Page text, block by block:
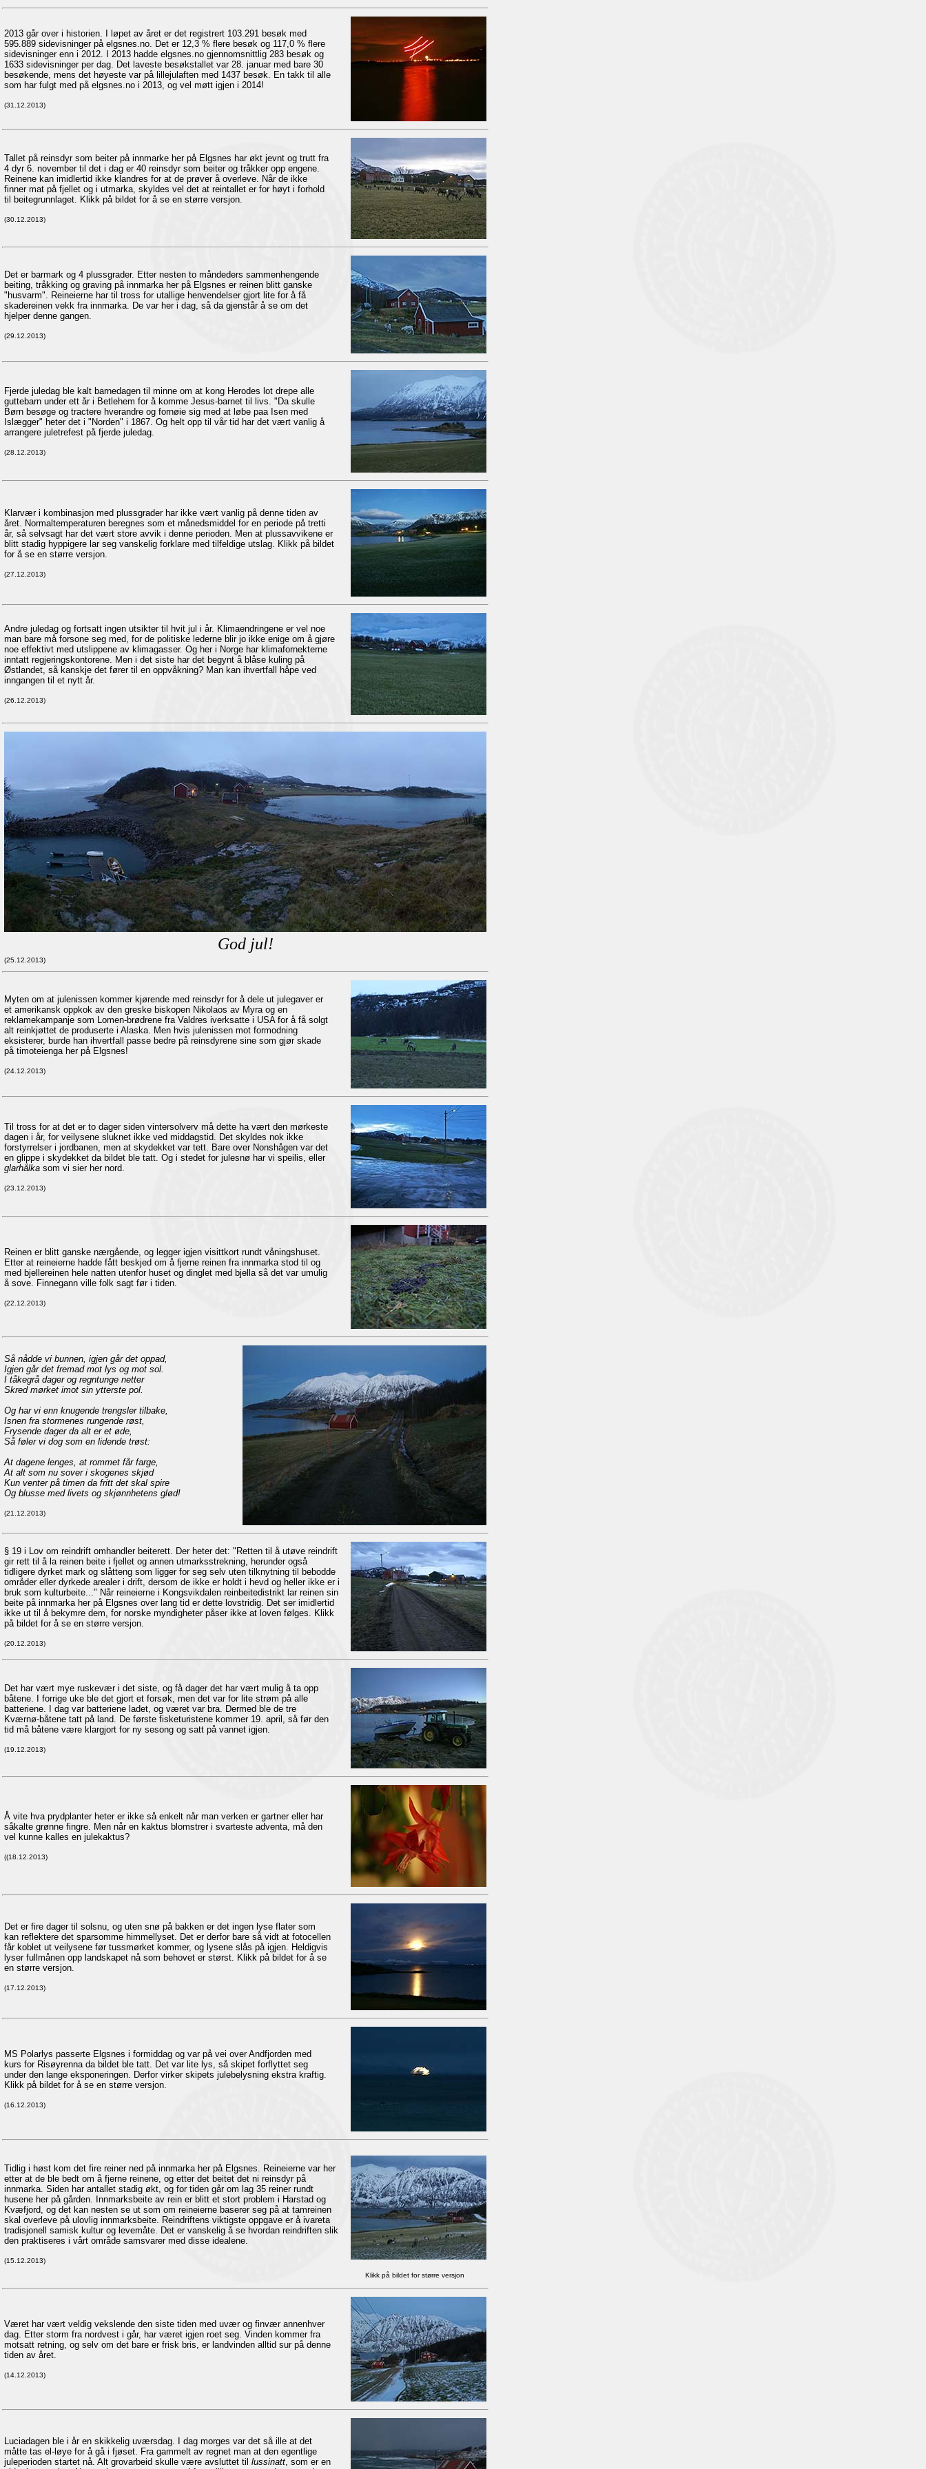
2013 går over i historien. I løpet av året er det registrert 103.291 besøk med
595.889 sidevisninger på elgsnes.no. Det er 12,3 % flere besøk og 117,0 % flere
sidevisninger enn i 2012. I 2013 hadde elgsnes.no gjennomsnittlig 283 besøk og
1633 sidevisninger per dag. Det laveste besøkstallet var 28. januar med bare 30
besøkende, mens det høyeste var på lillejulaften med 1437 besøk. En takk til alle
som har fulgt med på elgsnes.no i 2013, og vel møtt igjen i 2014!
(31.12.2013)
Tallet på reinsdyr som beiter på innmarke her på Elgsnes har økt jevnt og trutt fra
4 dyr 6. november til det i dag er 40 reinsdyr som beiter og tråkker opp engene.
Reinene kan imidlertid ikke klandres for at de prøver å overleve. Når de ikke
finner mat på fjellet og i utmarka, skyldes vel det at reintallet er for høyt i forhold
til beitegrunnlaget. Klikk på bildet for å se en større versjon.
(30.12.2013)
Det er barmark og 4 plussgrader. Etter nesten to måndeders sammenhengende
beiting, tråkking og graving på innmarka her på Elgsnes er reinen blitt ganske
"husvarm". Reineierne har til tross for utallige henvendelser gjort lite for å få
skadereinen vekk fra innmarka. De var her i dag, så da gjenstår å se om det
hjelper denne gangen.
(29.12.2013)
Fjerde juledag ble kalt barnedagen til minne om at kong Herodes lot drepe alle
guttebarn under ett år i Betlehem for å komme Jesus-barnet til livs. "Da skulle
Børn besøge og tractere hverandre og fornøie sig med at løbe paa Isen med
Islægger" heter det i "Norden" i 1867. Og helt opp til vår tid har det vært vanlig å
arrangere juletrefest på fjerde juledag.
(28.12.2013)
Klarvær i kombinasjon med plussgrader har ikke vært vanlig på denne tiden av
året. Normaltemperaturen beregnes som et månedsmiddel for en periode på tretti
år, så selvsagt har det vært store avvik i denne perioden. Men at plussavvikene er
blitt stadig hyppigere lar seg vanskelig forklare med tilfeldige utslag. Klikk på bildet
for å se en større versjon.
(27.12.2013)
Andre juledag og fortsatt ingen utsikter til hvit jul i år. Klimaendringene er vel noe
man bare må forsone seg med, for de politiske lederne blir jo ikke enige om å gjøre
noe effektivt med utslippene av klimagasser. Og her i Norge har klimafornekterne
inntatt regjeringskontorene. Men i det siste har det begynt å blåse kuling på
Østlandet, så kanskje det fører til en oppvåkning? Man kan ihvertfall håpe ved
inngangen til et nytt år.
(26.12.2013)
God jul!
(25.12.2013)
Myten om at julenissen kommer kjørende med reinsdyr for å dele ut julegaver er
et amerikansk oppkok av den greske biskopen Nikolaos av Myra og en
reklamekampanje som Lomen-brødrene fra Valdres iverksatte i USA for å få solgt
alt reinkjøttet de produserte i Alaska. Men hvis julenissen mot formodning
eksisterer, burde han ihvertfall passe bedre på reinsdyrene sine som gjør skade
på timoteienga her på Elgsnes!
(24.12.2013)
Til tross for at det er to dager siden vintersolverv må dette ha vært den mørkeste
dagen i år, for veilysene sluknet ikke ved middagstid. Det skyldes nok ikke
forstyrrelser i jordbanen, men at skydekket var tett. Bare over Nonshågen var det
en glippe i skydekket da bildet ble tatt. Og i stedet for julesnø har vi speilis, eller
glarhålka som vi sier her nord.
(23.12.2013)
Reinen er blitt ganske nærgående, og legger igjen visittkort rundt våningshuset.
Etter at reineierne hadde fått beskjed om å fjerne reinen fra innmarka stod til og
med bjellereinen hele natten utenfor huset og dinglet med bjella så det var umulig
å sove. Finnegann ville folk sagt før i tiden.
(22.12.2013)
Så nådde vi bunnen, igjen går det oppad,
Igjen går det fremad mot lys og mot sol.
I tåkegrå dager og regntunge netter
Skred mørket imot sin ytterste pol.
Og har vi enn knugende trengsler tilbake,
Isnen fra stormenes rungende røst,
Frysende dager da alt er et øde,
Så føler vi dog som en lidende trøst:
At dagene lenges, at rommet får farge,
At alt som nu sover i skogenes skjød
Kun venter på timen da fritt det skal spire
Og blusse med livets og skjønnhetens glød!
(21.12.2013)
§ 19 i Lov om reindrift omhandler beiterett. Der heter det: "Retten til å utøve reindrift
gir rett til å la reinen beite i fjellet og annen utmarksstrekning, herunder også
tidligere dyrket mark og slåtteng som ligger for seg selv uten tilknytning til bebodde
områder eller dyrkede arealer i drift, dersom de ikke er holdt i hevd og heller ikke er i
bruk som kulturbeite..." Når reineierne i Kongsvikdalen reinbeitedistrikt lar reinen sin
beite på innmarka her på Elgsnes over lang tid er dette lovstridig. Det ser imidlertid
ikke ut til å bekymre dem, for norske myndigheter påser ikke at loven følges. Klikk
på bildet for å se en større versjon.
(20.12.2013)
Det har vært mye ruskevær i det siste, og få dager det har vært mulig å ta opp
båtene. I forrige uke ble det gjort et forsøk, men det var for lite strøm på alle
batteriene. I dag var batteriene ladet, og været var bra. Dermed ble de tre
Kværnø-båtene tatt på land. De første fisketuristene kommer 19. april, så før den
tid må båtene være klargjort for ny sesong og satt på vannet igjen.
(19.12.2013)
Å vite hva prydplanter heter er ikke så enkelt når man verken er gartner eller har
såkalte grønne fingre. Men når en kaktus blomstrer i svarteste adventa, må den
vel kunne kalles en julekaktus?
((18.12.2013)
Det er fire dager til solsnu, og uten snø på bakken er det ingen lyse flater som
kan reflektere det sparsomme himmellyset. Det er derfor bare så vidt at fotocellen
får koblet ut veilysene før tussmørket kommer, og lysene slås på igjen. Heldigvis
lyser fullmånen opp landskapet nå som behovet er størst. Klikk på bildet for å se
en større versjon.
(17.12.2013)
MS Polarlys passerte Elgsnes i formiddag og var på vei over Andfjorden med
kurs for Risøyrenna da bildet ble tatt. Det var lite lys, så skipet forflyttet seg
under den lange eksponeringen. Derfor virker skipets julebelysning ekstra kraftig.
Klikk på bildet for å se en større versjon.
(16.12.2013)
Tidlig i høst kom det fire reiner ned på innmarka her på Elgsnes. Reineierne var her
etter at de ble bedt om å fjerne reinene, og etter det beitet det ni reinsdyr på
innmarka. Siden har antallet stadig økt, og for tiden går om lag 35 reiner rundt
husene her på gården. Innmarksbeite av rein er blitt et stort problem i Harstad og
Kvæfjord, og det kan nesten se ut som om reineierne baserer seg på at tamreinen
skal overleve på ulovlig innmarksbeite. Reindriftens viktigste oppgave er å ivareta
tradisjonell samisk kultur og levemåte. Det er vanskelig å se hvordan reindriften slik
den praktiseres i vårt område samsvarer med disse idealene.
(15.12.2013)
Klikk på bildet for større versjon
Været har vært veldig vekslende den siste tiden med uvær og finvær annenhver
dag. Etter storm fra nordvest i går, har været igjen roet seg. Vinden kommer fra
motsatt retning, og selv om det bare er frisk bris, er landvinden alltid sur på denne
tiden av året.
(14.12.2013)
Luciadagen ble i år en skikkelig uværsdag. I dag morges var det så ille at det
måtte tas el-løye for å gå i fjøset. Fra gammelt av regnet man at den egentlige
juleperioden startet nå. Alt grovarbeid skulle være avsluttet til lussinatt, som er en